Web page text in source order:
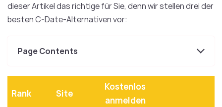
dieser Artikel das richtige für Sie, denn wir stellen drei der
besten C-Date-Alternativen vor:
Page Contents
Rank Site
Kostenlos
anmelden